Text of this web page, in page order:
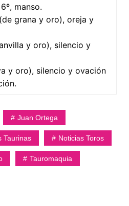
manso.
(de grana y oro), oreja y
y oro), silencio y
y oro), silencio y ovación
Juan Ortega
Taurinas Noticias Toros
Tauromaquia